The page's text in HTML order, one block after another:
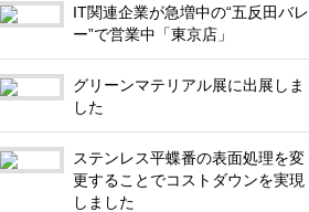
IT関連企業が急増中の“五反田バレ
ー”で営業中「東京店」
グリーンマテリアル展に出展しま
した
ステンレス平蝶番の表面処理を変
更することでコストダウンを実現
しました